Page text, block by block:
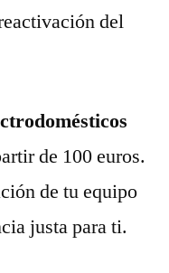
del
de 100 euros.
de tu equipo
justa para ti.